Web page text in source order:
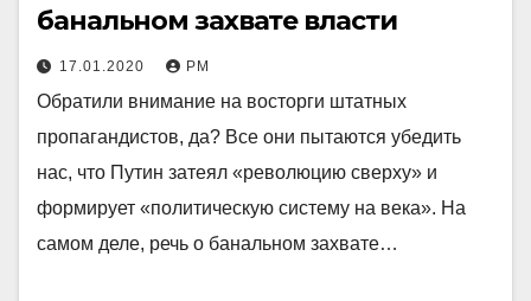
банальном захвате власти
17.01.2020 РМ
Обратили внимание на восторги штатных
пропагандистов, да? Все они пытаются убедить
нас, что Путин затеял «революцию сверху» и
формирует «политическую систему на века». На
самом деле, речь о банальном захвате…